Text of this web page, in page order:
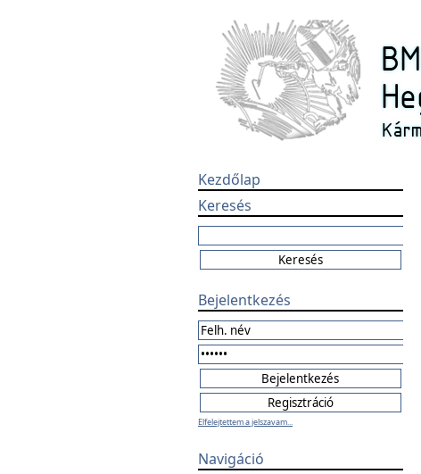
Kezdőlap
Keresés
Bejelentkezés
Elfelejtettem a jelszavam...
Navigáció